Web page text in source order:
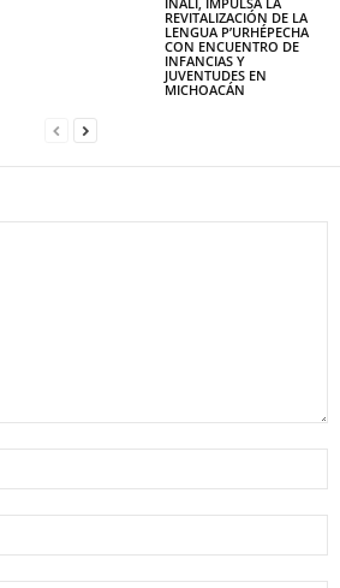
REVITALIZACIÓN DE LA
LENGUA P’URHÉPECHA
CON ENCUENTRO DE
INFANCIAS Y
JUVENTUDES EN
MICHOACÁN